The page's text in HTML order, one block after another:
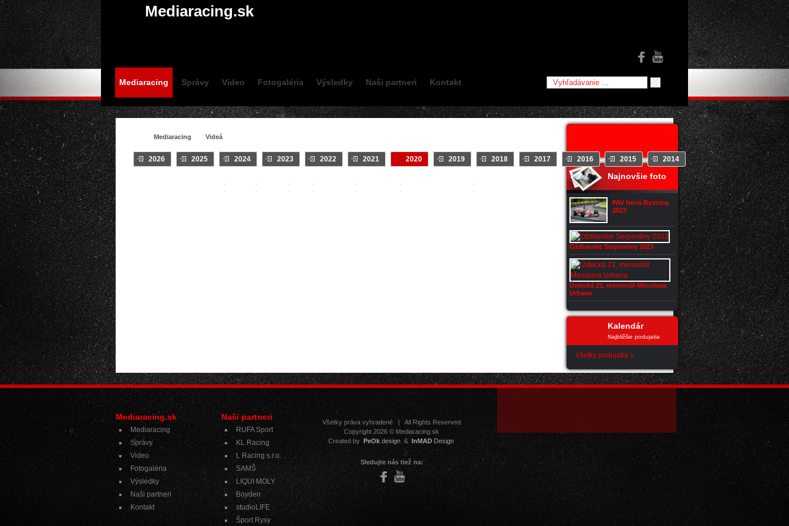
Mediaracing.sk
Mediaracing Správy Video Fotogaléria Výsledky Naši partneri Kontakt
Najnovšie foto
PAV Nová Bystrica
2023
Oždianske Serpentíny 2023
Ústecká 21, memoriál Miroslava
Urbana
Kalendár
Najbližšie podujatia
Všetky podujatia »
Mediaracing Videá
2026 2025 2024 2023 2022 2021 2020 2019 2018 2017 2016 2015 2014 2013 2012
Mediaracing.sk
Mediaracing
Správy
Video
Fotogaléria
Výsledky
Naši partneri
Kontakt
Všetky práva vyhradené |
All Rights Reserved
Copyright 2026 © Mediaracing.sk
Created by PeOkdesign & InMADDesign
Sledujte nás tiež na:
Naši partneri
RUFA Sport
KL Racing
L Racing s.r.o.
SAMŠ
LIQUI MOLY
Boyden
studioLIFE
Šport Rysy